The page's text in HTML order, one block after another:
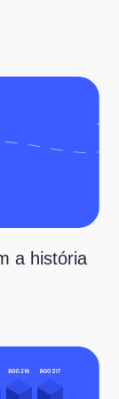
a história